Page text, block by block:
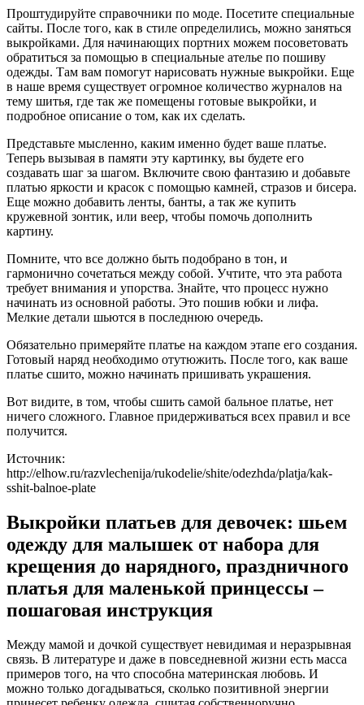
Проштудируйте справочники по моде. Посетите специальные
сайты. После того, как в стиле определились, можно заняться
выкройками. Для начинающих портних можем посоветовать
обратиться за помощью в специальные ателье по пошиву
одежды. Там вам помогут нарисовать нужные выкройки. Еще
в наше время существует огромное количество журналов на
тему шитья, где так же помещены готовые выкройки, и
подробное описание о том, как их сделать.
Представьте мысленно, каким именно будет ваше платье.
Теперь вызывая в памяти эту картинку, вы будете его
создавать шаг за шагом. Включите свою фантазию и добавьте
платью яркости и красок с помощью камней, стразов и бисера.
Еще можно добавить ленты, банты, а так же купить
кружевной зонтик, или веер, чтобы помочь дополнить
картину.
Помните, что все должно быть подобрано в тон, и
гармонично сочетаться между собой. Учтите, что эта работа
требует внимания и упорства. Знайте, что процесс нужно
начинать из основной работы. Это пошив юбки и лифа.
Мелкие детали шьются в последнюю очередь.
Обязательно примеряйте платье на каждом этапе его создания.
Готовый наряд необходимо отутюжить. После того, как ваше
платье сшито, можно начинать пришивать украшения.
Вот видите, в том, чтобы сшить самой бальное платье, нет
ничего сложного. Главное придерживаться всех правил и все
получится.
Источник:
http://elhow.ru/razvlechenija/rukodelie/shite/odezhda/platja/kak-
sshit-balnoe-plate
Выкройки платьев для девочек: шьем
одежду для малышек от набора для
крещения до нарядного, праздничного
платья для маленькой принцессы –
пошаговая инструкция
Между мамой и дочкой существует невидимая и неразрывная
связь. В литературе и даже в повседневной жизни есть масса
примеров того, на что способна материнская любовь. И
можно только догадываться, сколько позитивной энергии